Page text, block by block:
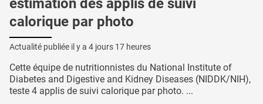
estimation des applis de suivi
calorique par photo
Actualité publiée il y a 4 jours 17 heures
Cette équipe de nutritionnistes du National Institute of
Diabetes and Digestive and Kidney Diseases (NIDDK/NIH),
teste 4 applis de suivi calorique par photo. ...